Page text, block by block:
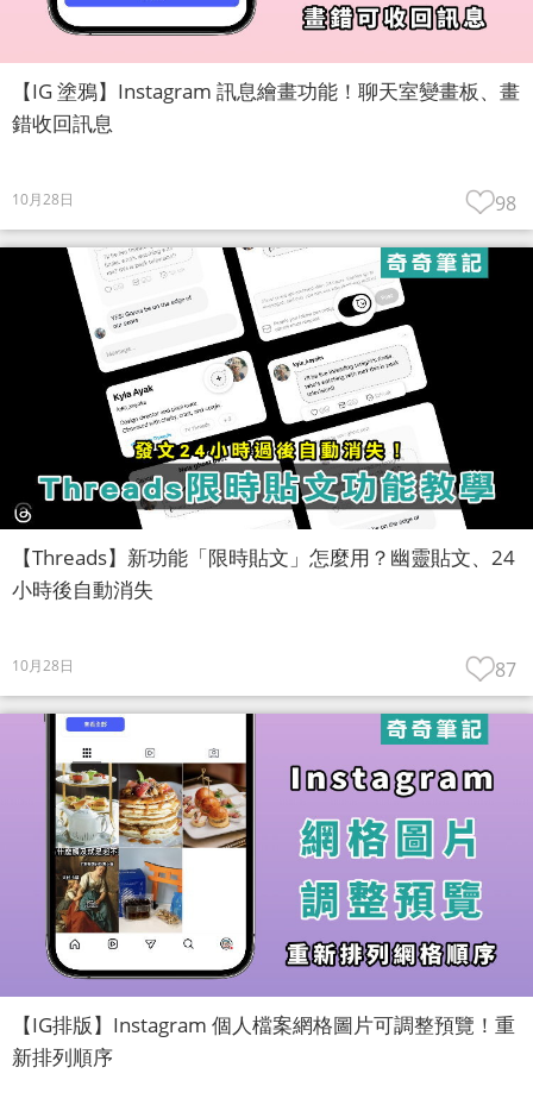
【IG 塗鴉】Instagram 訊息繪畫功能！聊天室變畫板、畫
錯收回訊息
10月28日 98
【Threads】新功能「限時貼文」怎麼用？幽靈貼文、24
小時後自動消失
10月28日 87
【IG排版】Instagram 個人檔案網格圖片可調整預覽！重
新排列順序